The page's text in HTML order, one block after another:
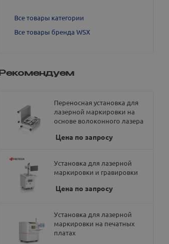
Все товары категории
Все товары бренда WSX
Рекомендуем
Переносная установка для
лазерной маркировки на
основе волоконного лазера
Цена по запросу
Установка для лазерной
маркировки и гравировки
Цена по запросу
Установка для лазерной
маркировки на печатных
платах